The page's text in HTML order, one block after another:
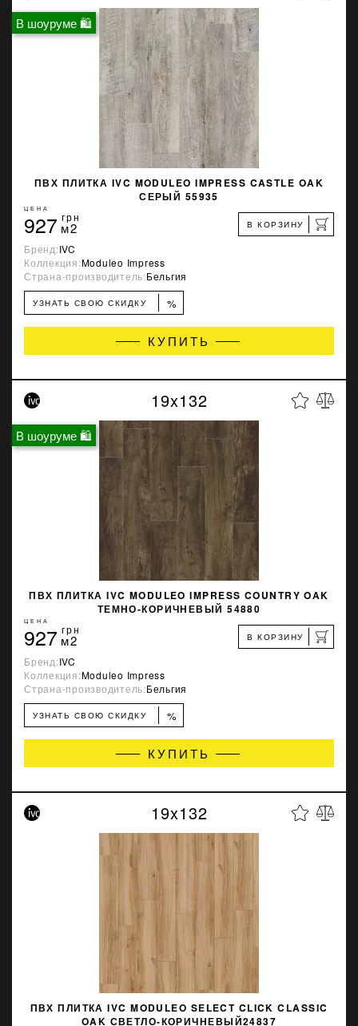
В шоуруме 🛍
ПВХ ПЛИТКА IVC MODULEO IMPRESS CASTLE OAK
СЕРЫЙ 55935
ЦЕНА
927 грн
м2 В КОРЗИНУ
Бренд:IVC
Коллекция:Moduleo Impress
Страна-производитель:Бельгия
УЗНАТЬ СВОЮ СКИДКУ %
КУПИТЬ
В шоуруме 🛍
19x132
ПВХ ПЛИТКА IVC MODULEO IMPRESS COUNTRY OAK
ТЕМНО-КОРИЧНЕВЫЙ 54880
ЦЕНА
927 грн
м2 В КОРЗИНУ
Бренд:IVC
Коллекция:Moduleo Impress
Страна-производитель:Бельгия
УЗНАТЬ СВОЮ СКИДКУ %
КУПИТЬ
19x132
ПВХ ПЛИТКА IVC MODULEO SELECT CLICK CLASSIC
OAK СВЕТЛО-КОРИЧНЕВЫЙ24837